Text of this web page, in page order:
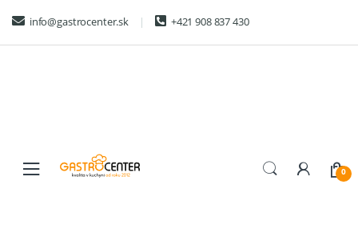
navigation
content
info@gastrocenter.sk +421 908 837 430
0